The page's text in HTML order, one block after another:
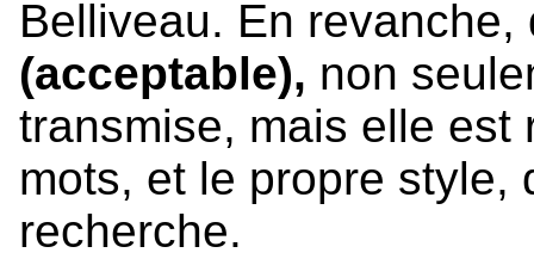
Belliveau. En
(acceptable), non
transmise, mais elle est
mots, et le propre style,
recherche.